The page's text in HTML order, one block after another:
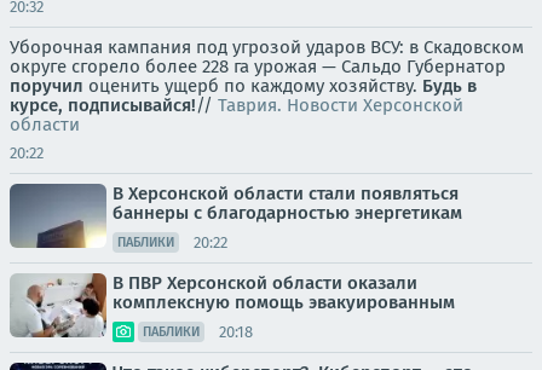
20:32
Уборочная кампания под угрозой ударов ВСУ: в Скадовском
округе сгорело более 228 га урожая — Сальдо Губернатор
поручил оценить ущерб по каждому хозяйству. Будь в
курсе, подписывайся!// Таврия. Новости Херсонской
области
20:22
В Херсонской области стали появляться
баннеры с благодарностью энергетикам
ПАБЛИКИ 20:22
В ПВР Херсонской области оказали
комплексную помощь эвакуированным
ПАБЛИКИ 20:18